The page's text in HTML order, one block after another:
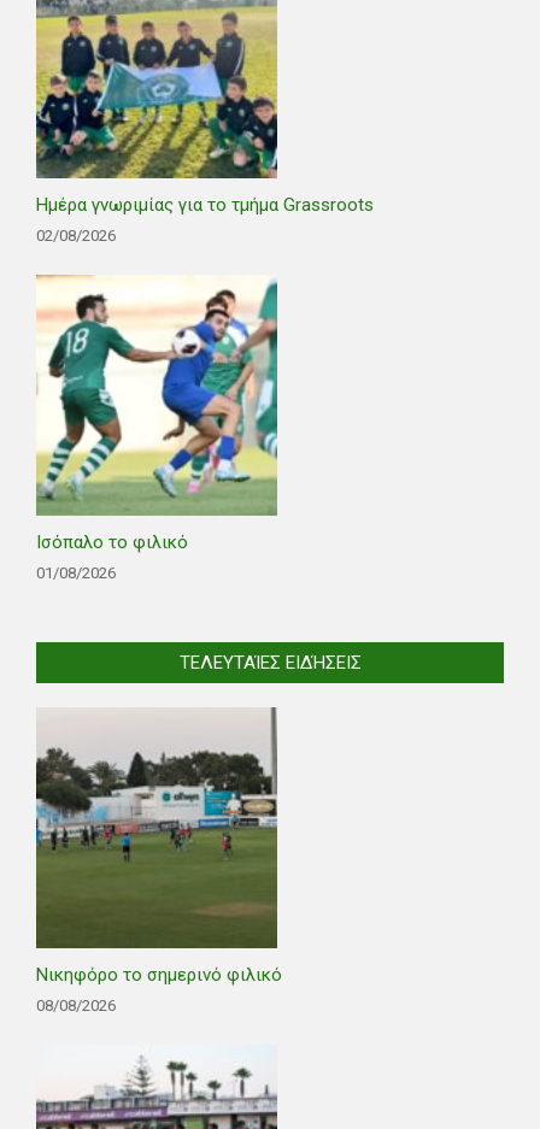
Ημέρα γνωριμίας για το τμήμα Grassroots
02/08/2026
Ισόπαλο το φιλικό
01/08/2026
ΤΕΛΕΥΤΑΊΕΣ ΕΙΔΉΣΕΙΣ
Νικηφόρο το σημερινό φιλικό
08/08/2026